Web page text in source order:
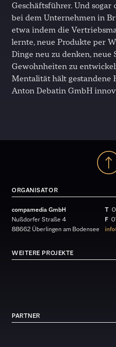
Geschäftsführer. Und
bei dem Unternehmen in
etwa indem die
lernte, neue Produkte per
Dinge neu zu denken, neue
Gewohnheiten zu
Mentalität hält gestandene
Anton Debatin GmbH
ORGANISATOR
compamedia GmbH
Nußdorfer Straße 4
88662 Überlingen am Bodensee
T
F
WEITERE PROJEKTE
PARTNER